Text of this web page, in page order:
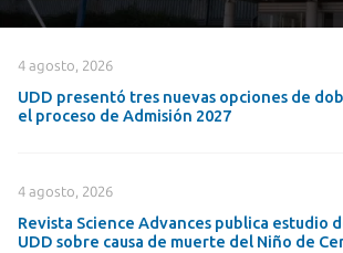
4 agosto, 2026
UDD presentó tres nuevas opciones de
el proceso de Admisión 2027
4 agosto, 2026
Revista Science Advances publica estudio
UDD sobre causa de muerte del Niño de